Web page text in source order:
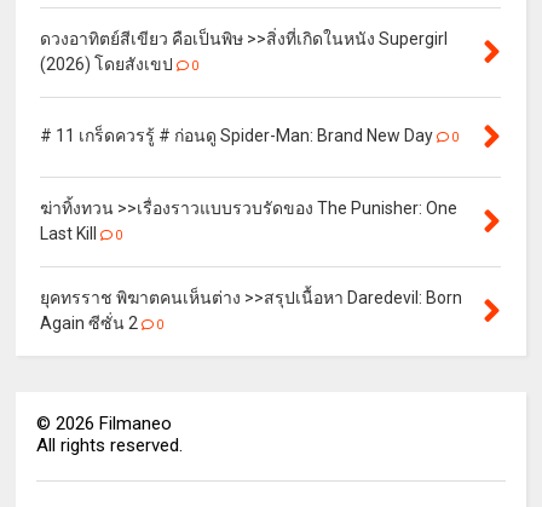
ดวงอาทิตย์สีเขียว คือเป็นพิษ >>สิ่งที่เกิดในหนัง Supergirl
(2026) โดยสังเขป
0
# 11 เกร็ดควรรู้ # ก่อนดู Spider-Man: Brand New Day 0
ฆ่าทิ้งทวน >>เรื่องราวแบบรวบรัดของ The Punisher: One
Last Kill
0
ยุคทรราช พิฆาตคนเห็นต่าง >>สรุปเนื้อหา Daredevil: Born
Again ซีซั่น 2
0
©2026 Filmaneo
All rights reserved.